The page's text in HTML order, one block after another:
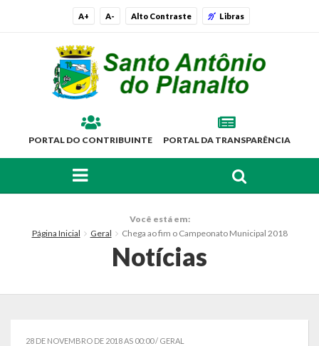
A+ A- Alto Contraste Libras
PORTAL DO CONTRIBUINTE PORTAL DA TRANSPARÊNCIA
Governo
Você está em:
Página Inicial
Geral Chega ao fim o Campeonato Municipal 2018
Notícias
28 DE NOVEMBRO DE 2018 AS 00:00 / GERAL